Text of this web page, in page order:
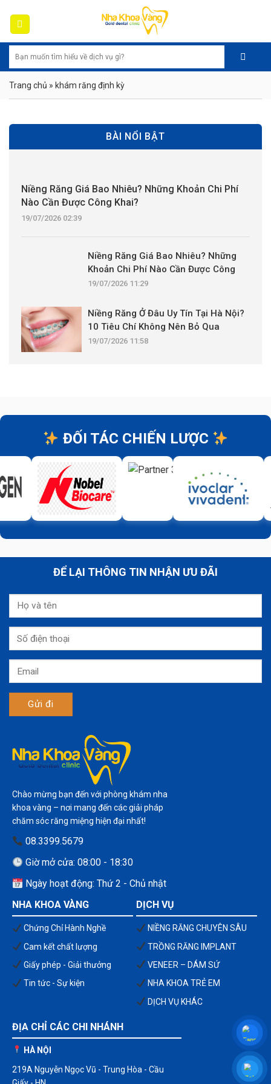
content
Trang chủ » khám răng định kỳ
BÀI NỔI BẬT
Niềng Răng Giá Bao Nhiêu? Những Khoản Chi Phí
Nào Cần Được Công Khai?
19/07/2026 02:39
Niềng Răng Giá Bao Nhiêu? Những
Khoản Chi Phí Nào Cần Được Công
Khai?
19/07/2026 11:29
Niềng Răng Ở Đâu Uy Tín Tại Hà Nội?
10 Tiêu Chí Không Nên Bỏ Qua
19/07/2026 11:58
ĐỐI TÁC CHIẾN LƯỢC
ĐỂ LẠI THÔNG TIN NHẬN ƯU ĐÃI
Chào mừng bạn đến với phòng khám nha
khoa vàng – nơi mang đến các giải pháp
chăm sóc răng miệng hiện đại nhất!
08.3399.5679
Giờ mở cửa: 08:00 - 18:30
Ngày hoạt động: Thứ 2 - Chủ nhật
NHA KHOA VÀNG
Chứng Chỉ Hành Nghề
Cam kết chất lượng
Giấy phép - Giải thưởng
Tin tức - Sự kiện
DỊCH VỤ
NIỀNG RĂNG CHUYÊN SÂU
TRỒNG RĂNG IMPLANT
VENEER – DÁM SỨ
NHA KHOA TRẺ EM
DỊCH VỤ KHÁC
ĐỊA CHỈ CÁC CHI NHÁNH
HÀ NỘI
219A Nguyễn Ngọc Vũ - Trung Hòa - Cầu